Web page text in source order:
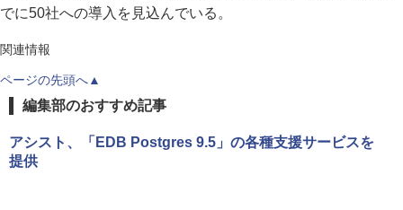
でに50社への導入を見込んでいる。
関連情報
ページの先頭へ▲
編集部のおすすめ記事
アシスト、「EDB Postgres 9.5」の各種支援サービスを
提供